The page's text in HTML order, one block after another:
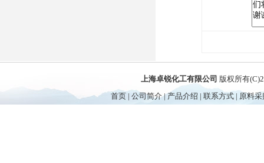
上海卓锐化工有限公司 版权所有
首页 |公司简介|产品介绍 |联系方式 | 原料采